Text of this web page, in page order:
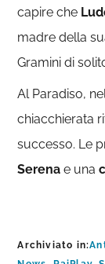
capire che
madre della
Gramini di
Al Paradiso,
chiacchierata
successo. Le
Serena e una
Archiviato in: